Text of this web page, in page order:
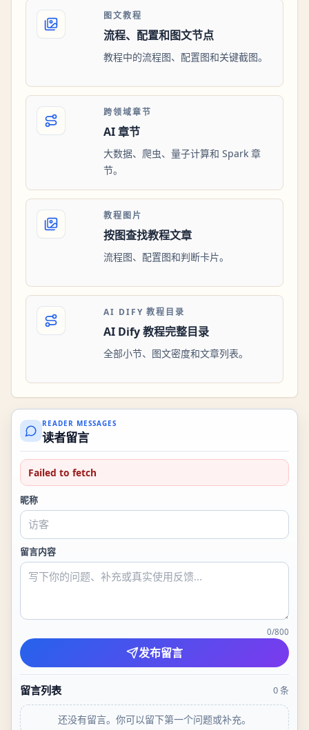
图文教程
流程、配置和图文节点
教程中的流程图、配置图和关键截图。
跨领域章节
AI 章节
大数据、爬虫、量子计算和 Spark 章
节。
教程图片
按图查找教程文章
流程图、配置图和判断卡片。
AI DIFY 教程目录
AI Dify 教程完整目录
全部小节、图文密度和文章列表。
READER MESSAGES
读者留言
Failed to fetch
昵称
留言内容
0/800
发布留言
留言列表 0条
还没有留言。你可以留下第一个问题或补充。